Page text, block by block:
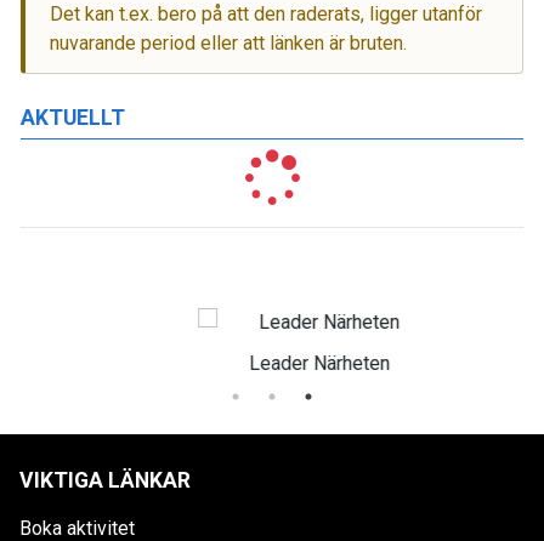
AKTUELLT
Det kan t.ex. bero på att den raderats, ligger utanför
nuvarande period eller att länken är bruten.
Leader Närheten
VIKTIGA LÄNKAR
Boka aktivitet